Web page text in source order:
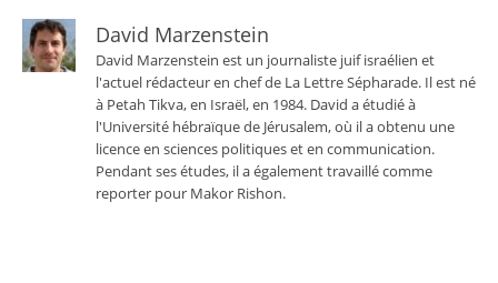
David Marzenstein
David Marzenstein est un journaliste juif israélien et
l'actuel rédacteur en chef de La Lettre Sépharade. Il est né
à Petah Tikva, en Israël, en 1984. David a étudié à
l'Université hébraïque de Jérusalem, où il a obtenu une
licence en sciences politiques et en communication.
Pendant ses études, il a également travaillé comme
reporter pour Makor Rishon.